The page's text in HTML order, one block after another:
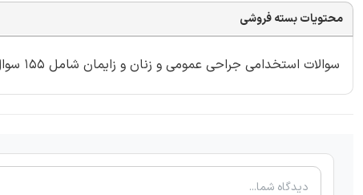
محتویات بسته فروشی
سوالات استخدامی جراحی عمومی و زنان و زایمان شامل 155 سوال با